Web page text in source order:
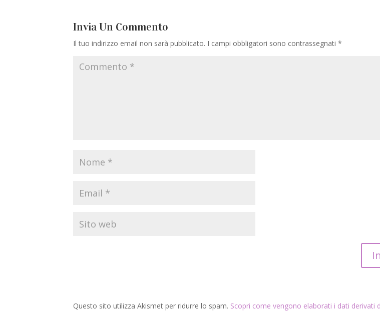
Invia Un Commento
Il tuo indirizzo email non sarà pubblicato. I campi obbligatori sono contrassegnati *
Questo sito utilizza Akismet per ridurre lo spam. Scopri come vengono elaborati i dati derivati